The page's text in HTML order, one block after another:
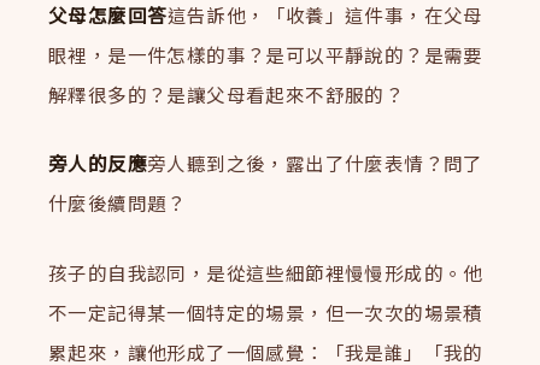
父母怎麼回答這告訴他，「收養」這件事，在父母
眼裡，是一件怎樣的事？是可以平靜說的？是需要
解釋很多的？是讓父母看起來不舒服的？
旁人的反應旁人聽到之後，露出了什麼表情？問了
什麼後續問題？
孩子的自我認同，是從這些細節裡慢慢形成的。他
不一定記得某一個特定的場景，但一次次的場景積
累起來，讓他形成了一個感覺：「我是誰」「我的